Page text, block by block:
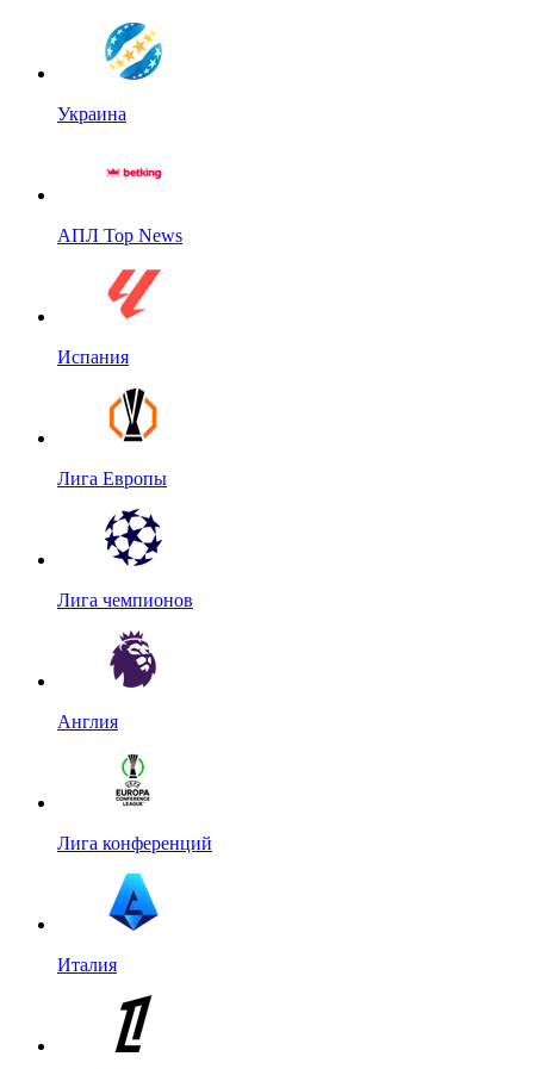
Украина
АПЛ Top News
Испания
Лига Европы
Лига чемпионов
Англия
Лига конференций
Италия